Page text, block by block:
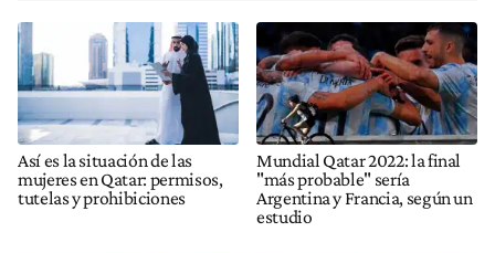
Así es la situación de las
mujeres en Qatar: permisos,
tutelas y prohibiciones
Mundial Qatar 2022: la final
"más probable" sería
Argentina y Francia, según un
estudio